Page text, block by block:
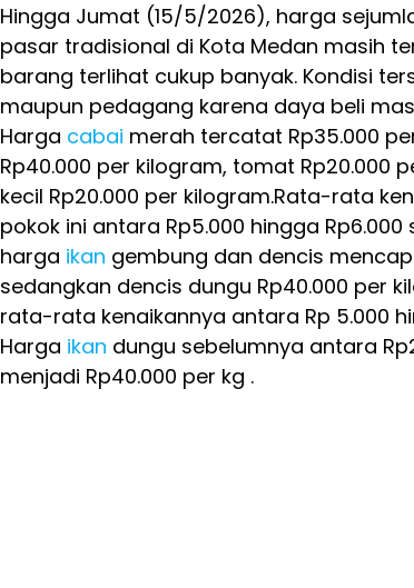
Hingga Jumat (15/5/2026), harga
pasar tradisional di Kota Medan masih
barang terlihat cukup banyak. Kondisi
maupun pedagang karena daya beli
Harga cabai merah tercatat Rp35.000
Rp40.000 per kilogram, tomat Rp20.000
kecil Rp20.000 per kilogram.Rata-rata
pokok ini antara Rp5.000 hingga
harga ikan gembung dan dencis
sedangkan dencis dungu Rp40.000 per
rata-rata kenaikannya antara Rp 5.000
Harga ikan dungu sebelumnya antara
menjadi Rp40.000 per kg .